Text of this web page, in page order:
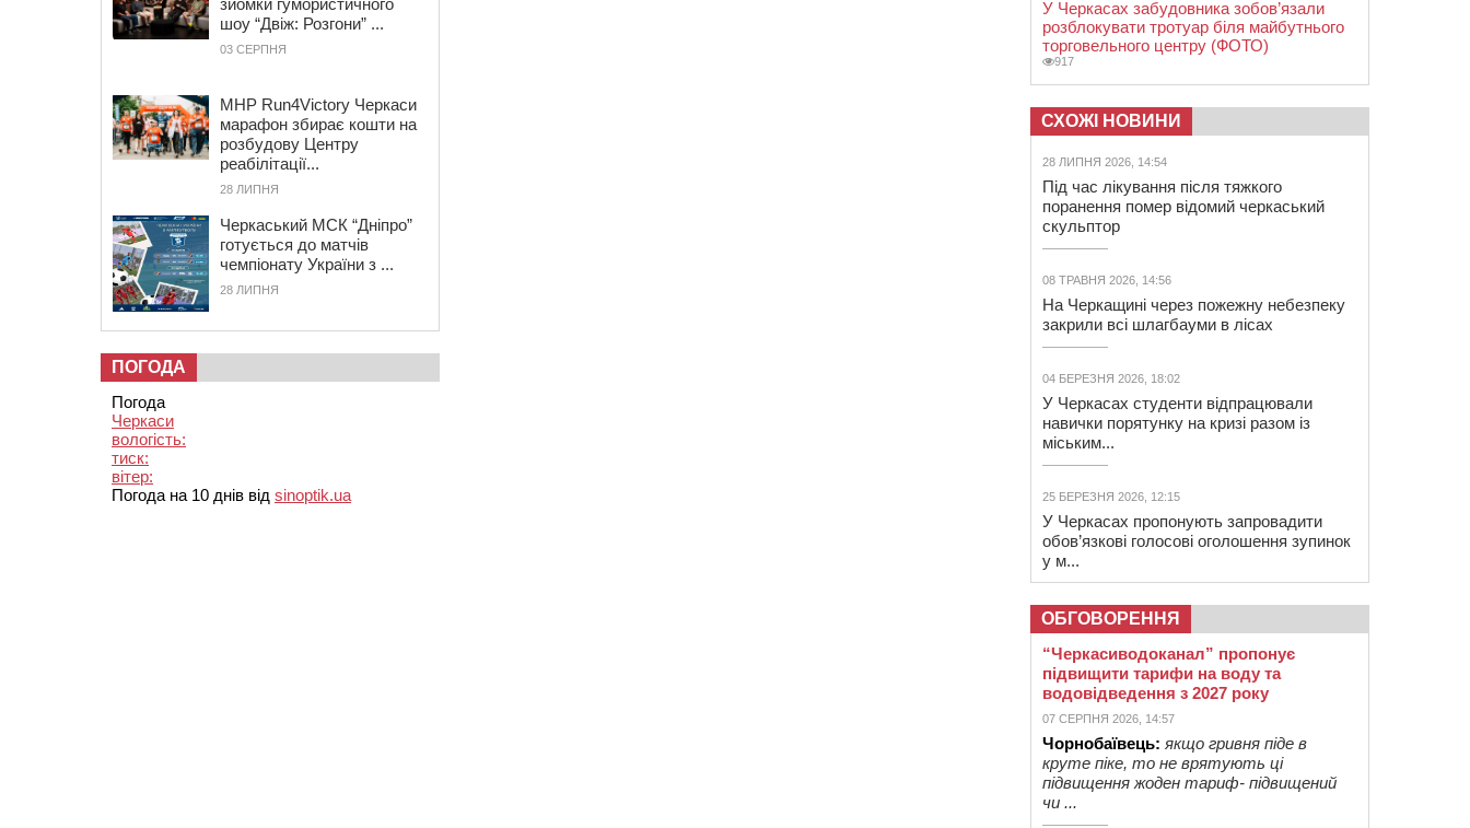
зйомки гумористичного
шоу “Двіж: Розгони” ...
03 СЕРПНЯ
MHP Run4Victory Черкаси
марафон збирає кошти на
розбудову Центру
реабілітації...
28 ЛИПНЯ
Черкаський МСК “Дніпро”
готується до матчів
чемпіонату України з ...
28 ЛИПНЯ
ПОГОДА
Погода
Черкаси
вологість:
тиск:
вітер:
Погода на 10 днів від sinoptik.ua
У Черкасах забудовника зобов’язали
розблокувати тротуар біля майбутнього
торговельного центру (ФОТО)
917
СХОЖІ НОВИНИ
28 ЛИПНЯ 2026, 14:54
Під час лікування після тяжкого
поранення помер відомий черкаський
скульптор
08 ТРАВНЯ 2026, 14:56
На Черкащині через пожежну небезпеку
закрили всі шлагбауми в лісах
04 БЕРЕЗНЯ 2026, 18:02
У Черкасах студенти відпрацювали
навички порятунку на кризі разом із
міським...
25 БЕРЕЗНЯ 2026, 12:15
У Черкасах пропонують запровадити
обов’язкові голосові оголошення зупинок
у м...
ОБГОВОРЕННЯ
“Черкасиводоканал” пропонує
підвищити тарифи на воду та
водовідведення з 2027 року
07 СЕРПНЯ 2026, 14:57
Чорнобаївець: якщо гривня піде в
круте піке, то не врятують ці
підвищення жоден тариф- підвищений
чи ...